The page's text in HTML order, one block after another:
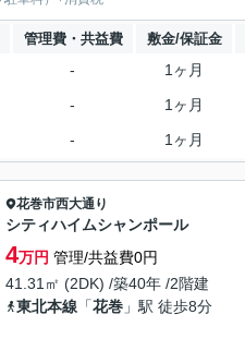
管理費・共益費 敷金/保証金
- 1ヶ月
- 1ヶ月
- 1ヶ月
花巻市西大通り
シティハイムシャンポール
4万円 管理/共益費0円
41.31㎡ (2DK) /築40年 /2階建
東北本線 「花巻 」駅 徒歩8分